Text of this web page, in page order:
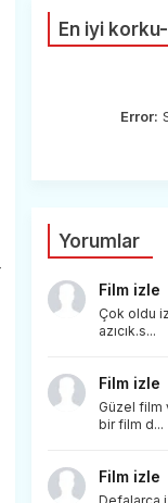
En iyi
Error:
Yorumlar
Film izle
Çok oldu
azıcık.s...
Film izle
Güzel film
bir film d...
Film izle